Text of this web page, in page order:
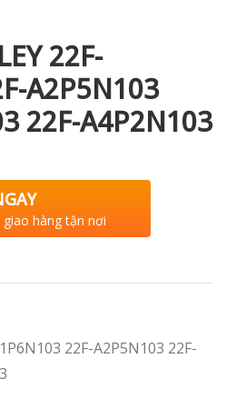
22F-
A2P5N103
22F-A4P2N103
hàng tận nơi
22F-A2P5N103 22F-